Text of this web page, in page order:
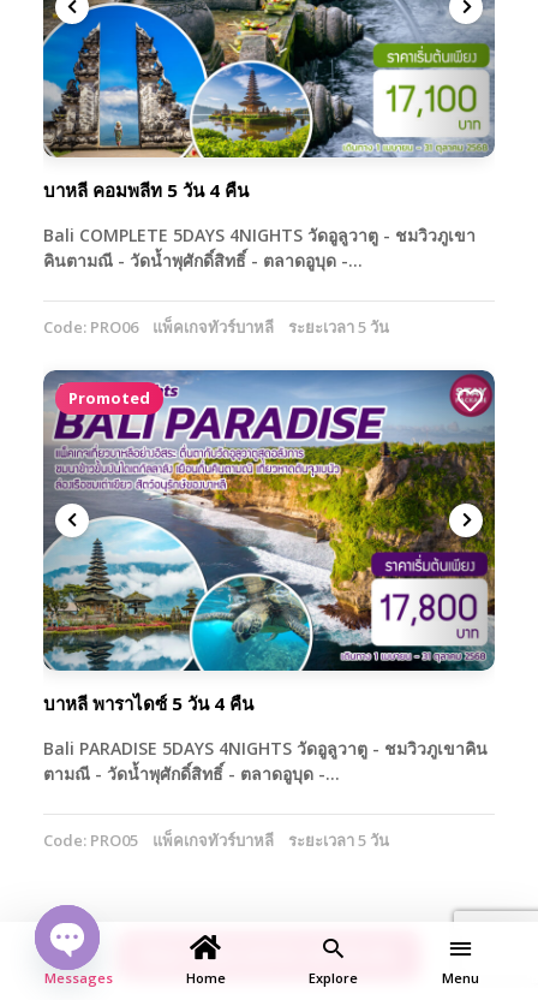
บาหลี คอมพลีท 5 วัน 4 คืน
Bali COMPLETE 5DAYS 4NIGHTS วัดอูลูวาตู - ชมวิวภูเขา
คินตามณี - วัดน้ำพุศักดิ์สิทธิ์ - ตลาดอูบุด -…
Code: PRO06 แพ็คเกจทัวร์บาหลี ระยะเวลา 5 วัน
Promoted
บาหลี พาราไดซ์ 5 วัน 4 คืน
Bali PARADISE 5DAYS 4NIGHTS วัดอูลูวาตู - ชมวิวภูเขาคิน
ตามณี - วัดน้ำพุศักดิ์สิทธิ์ - ตลาดอูบุด -…
Code: PRO05 แพ็คเกจทัวร์บาหลี ระยะเวลา 5 วัน
ค้นหา แพ็คเกจทัวร์บาหลี เพิ่มเติม
Messages Home Explore Menu
Open
chaty